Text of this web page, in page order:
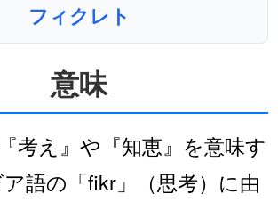
フィクレト
意味
考え』や『知恵』を意味す
語の「fikr」（思考）に由